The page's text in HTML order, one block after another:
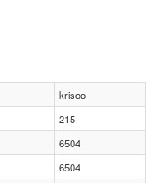
krisoo
215
6504
6504